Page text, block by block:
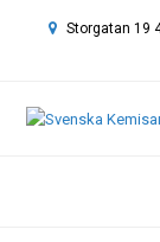
Storgatan 19